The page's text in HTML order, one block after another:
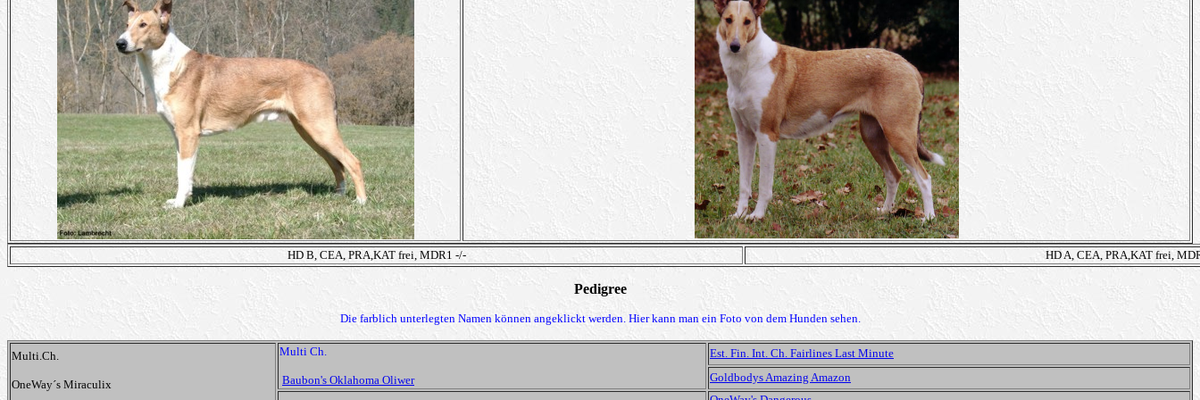
HD B, CEA, PRA,KAT frei, MDR1 -/- HD A, CEA, PRA,KAT frei,
Pedigree
Die farblich unterlegten Namen können angeklickt werden. Hier kann man ein Foto von dem Hunden sehen.
Multi.Ch.
OneWay´s Miraculix
Multi Ch.
Baubon's Oklahoma Oliwer
Est. Fin. Int. Ch. Fairlines Last Minute
Goldbodys Amazing Amazon